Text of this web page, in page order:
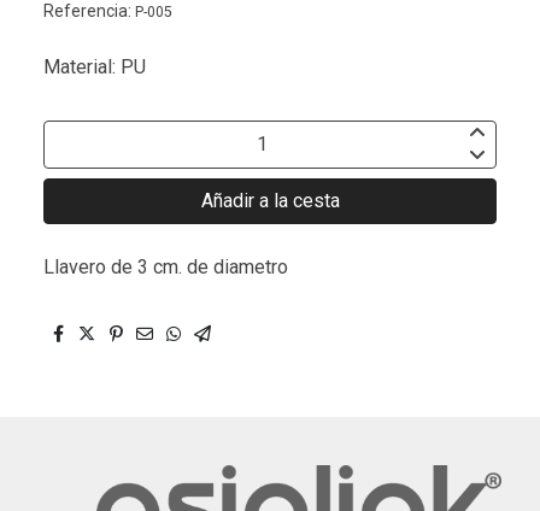
Referencia: P-005
Material: PU
Añadir a la cesta
Llavero de 3 cm. de diametro